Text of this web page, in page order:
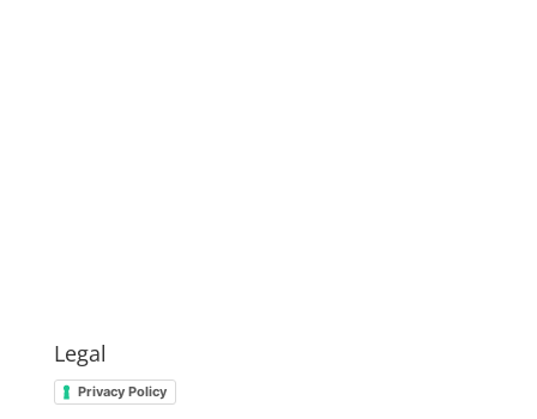
Legal
Privacy Policy